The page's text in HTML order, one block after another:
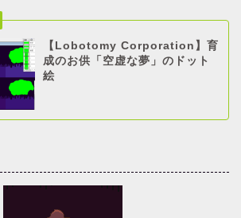
【Lobotomy Corporation】育
成のお供「空虚な夢」のドット
絵